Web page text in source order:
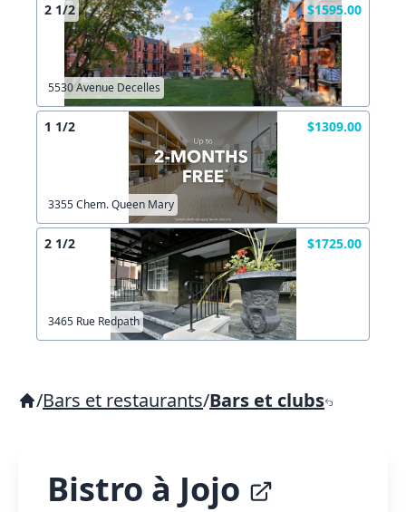
2 1/2 $1595.00
5530 Avenue Decelles
1 1/2 $1309.00
3355 Chem. Queen Mary
2 1/2 $1725.00
3465 Rue Redpath
/Bars et restaurants/Bars et clubs
Bistro à Jojo